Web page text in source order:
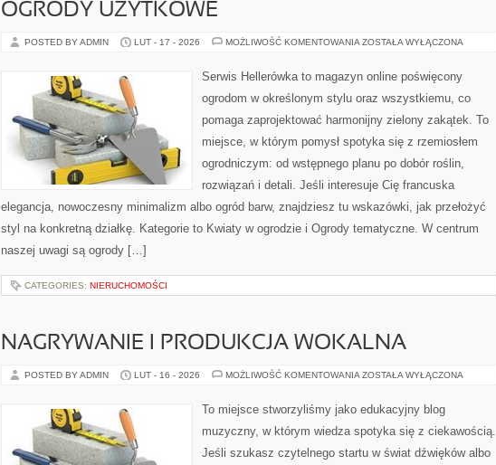
OGRODY UŻYTKOWE
POSTED BY ADMIN LUT - 17 - 2026 MOŻLIWOŚĆ KOMENTOWANIA OGRODY
ZOSTAŁA WYŁĄCZONA
Serwis Hellerówka to magazyn online poświęcony
ogrodom w określonym stylu oraz wszystkiemu, co
pomaga zaprojektować harmonijny zielony zakątek. To
miejsce, w którym pomysł spotyka się z rzemiosłem
ogrodniczym: od wstępnego planu po dobór roślin,
rozwiązań i detali. Jeśli interesuje Cię francuska
elegancja, nowoczesny minimalizm albo ogród barw, znajdziesz tu wskazówki, jak przełożyć
styl na konkretną działkę. Kategorie to Kwiaty w ogrodzie i Ogrody tematyczne. W centrum
naszej uwagi są ogrody […]
CATEGORIES: NIERUCHOMOŚCI
NAGRYWANIE I PRODUKCJA WOKALNA
POSTED BY ADMIN LUT - 16 - 2026 MOŻLIWOŚĆ KOMENTOWANIA NAGRYWANIE
WOKALNA
ZOSTAŁA WYŁĄCZONA
To miejsce stworzyliśmy jako edukacyjny blog
muzyczny, w którym wiedza spotyka się z ciekawością.
Jeśli szukasz czytelnego startu w świat dźwięków albo